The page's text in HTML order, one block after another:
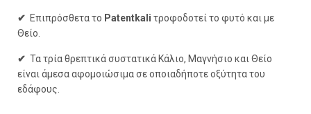
✔ Επιπρόσθετα το Patentkali τροφοδοτεί το φυτό και με
Θείο.
✔ Τα τρία θρεπτικά συστατικά Κάλιο, Μαγνήσιο και Θείο
είναι άμεσα αφομοιώσιμα σε οποιαδήποτε οξύτητα του
εδάφους.